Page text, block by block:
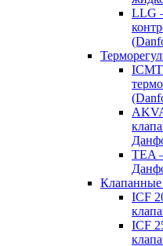
LLG
TEA
Клапанные
ICF
ICF